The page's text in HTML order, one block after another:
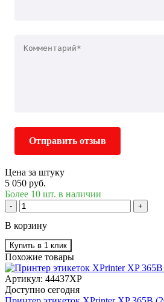
Отправить отзыв
Цена за штуку
5 050 руб.
Более 10 шт. в наличии
- +
В корзину
Купить в 1 клик
Похожие товары
Артикул: 44437XP
Доступно сегодня